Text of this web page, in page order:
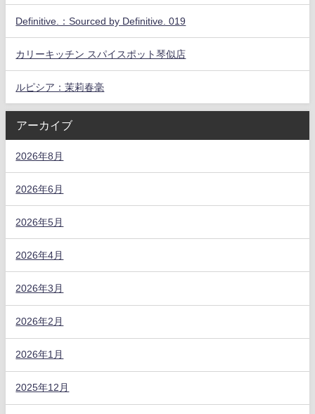
Definitive.：Sourced by Definitive. 019
カリーキッチン スパイスポット琴似店
ルピシア：茉莉春毫
アーカイブ
2026年8月
2026年6月
2026年5月
2026年4月
2026年3月
2026年2月
2026年1月
2025年12月